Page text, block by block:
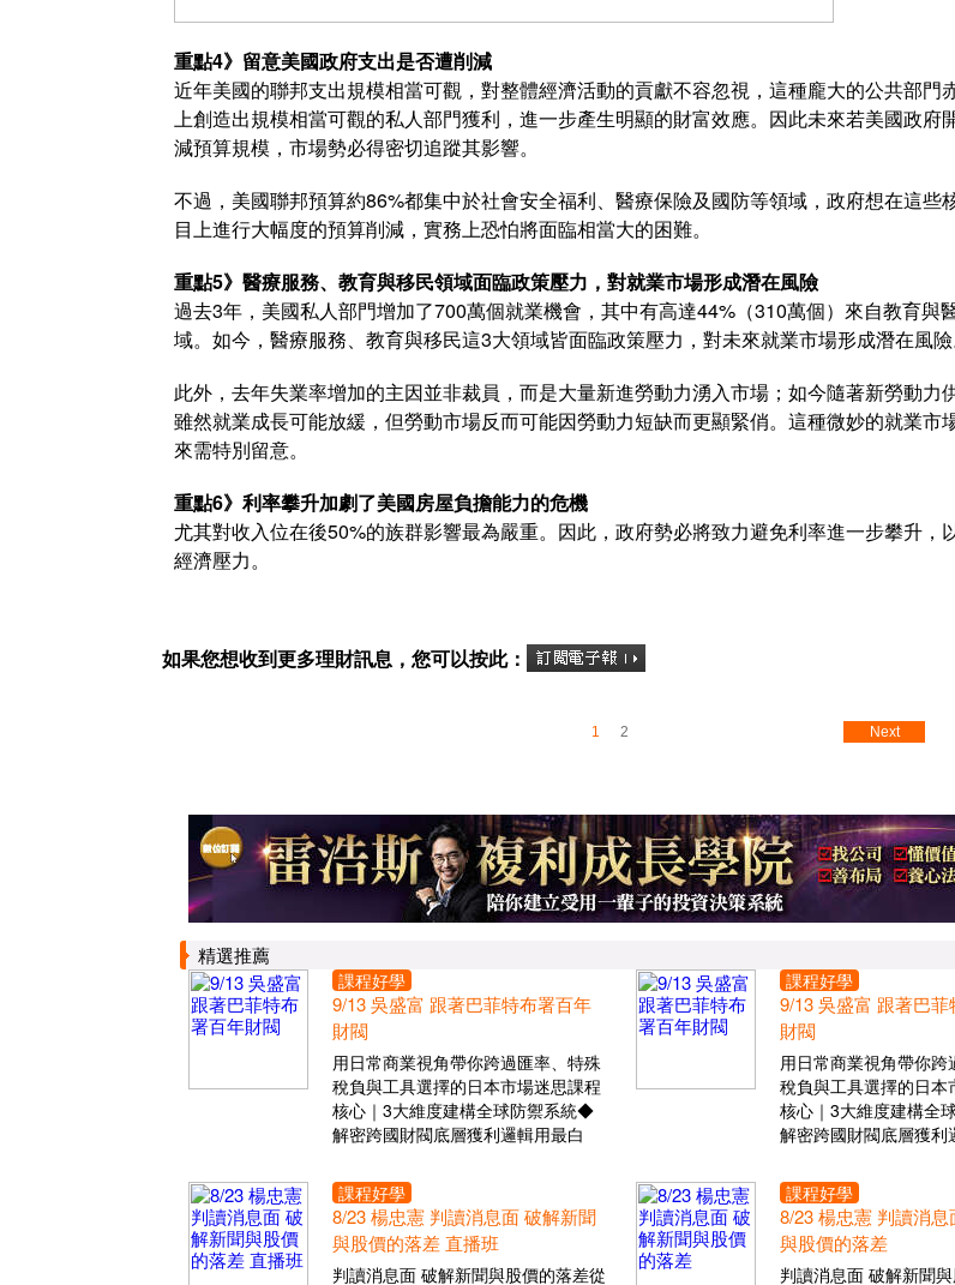
重點4》留意美國政府支出是否遭削減
近年美國的聯邦支出規模相當可觀，對整體經濟活動的貢獻不容忽視，這種龐大的公共部門
上創造出規模相當可觀的私人部門獲利，進一步產生明顯的財富效應。因此未來若美國政府
減預算規模，市場勢必得密切追蹤其影響。
不過，美國聯邦預算約86%都集中於社會安全福利、醫療保險及國防等領域，政府想在這些
目上進行大幅度的預算削減，實務上恐怕將面臨相當大的困難。
重點5》醫療服務、教育與移民領域面臨政策壓力，對就業市場形成潛在風險
過去3年，美國私人部門增加了700萬個就業機會，其中有高達44%（310萬個）來自教育與
域。如今，醫療服務、教育與移民這3大領域皆面臨政策壓力，對未來就業市場形成潛在風險
此外，去年失業率增加的主因並非裁員，而是大量新進勞動力湧入市場；如今隨著新勞動力
雖然就業成長可能放緩，但勞動市場反而可能因勞動力短缺而更顯緊俏。這種微妙的就業市
來需特別留意。
重點6》利率攀升加劇了美國房屋負擔能力的危機
尤其對收入位在後50%的族群影響最為嚴重。因此，政府勢必將致力避免利率進一步攀升，
經濟壓力。
如果您想收到更多理財訊息，您可以按此：
1 2 Next
精選推薦
課程好學
9/13 吳盛富 跟著巴菲特布署百年
財閥
用日常商業視角帶你跨過匯率、特殊
稅負與工具選擇的日本市場迷思課程
核心｜3大維度建構全球防禦系統◆
解密跨國財閥底層獲利邏輯用最白
課程好學
9/13 吳盛富 跟著巴
財閥
用日常商業視角帶你跨
稅負與工具選擇的日本
核心｜3大維度建構全
解密跨國財閥底層獲利
課程好學
8/23 楊忠憲 判讀消息面 破解新聞
與股價的落差 直播班
判讀消息面 破解新聞與股價的落差從
課程好學
8/23 楊忠憲 判讀消
與股價的落差
判讀消息面 破解新聞